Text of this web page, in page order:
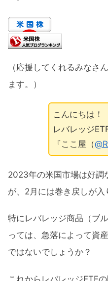
（応援してくれるみなさ
ます。）
こんにちは！
レバレッジ
『ここ屋（
2023年の米国市場は好調
が、2月には巻き戻しが入
特にレバレッジ商品（ブ
っては、急落によって資
ではないでしょうか？
これからレバレッジETF